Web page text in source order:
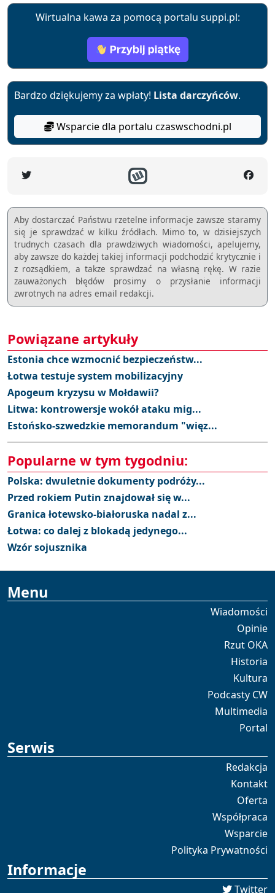
Wirtualna kawa za pomocą portalu suppi.pl:
Bardzo dziękujemy za wpłaty! Lista darczyńców.
Wsparcie dla portalu czaswschodni.pl
Aby dostarczać Państwu rzetelne informacje zawsze staramy
się je sprawdzać w kilku źródłach. Mimo to, w dzisiejszych
trudnych czasach dla prawdziwych wiadomości, apelujemy,
aby zawsze do każdej takiej informacji podchodzić krytycznie i
z rozsądkiem, a takze sprawdzać na własną rękę. W razie
zauważonych błędów prosimy o przysłanie informacji
zwrotnych na adres email redakcji.
Powiązane artykuły
Estonia chce wzmocnić bezpieczeństw...
Łotwa testuje system mobilizacyjny
Apogeum kryzysu w Mołdawii?
Litwa: kontrowersje wokół ataku mig...
Estońsko-szwedzkie memorandum "więz...
Popularne w tym tygodniu:
Polska: dwuletnie dokumenty podróży...
Przed rokiem Putin znajdował się w...
Granica łotewsko-białoruska nadal z...
Łotwa: co dalej z blokadą jedynego...
Wzór sojusznika
Menu
Wiadomości
Opinie
Rzut OKA
Historia
Kultura
Podcasty CW
Multimedia
Portal
Serwis
Redakcja
Kontakt
Oferta
Współpraca
Wsparcie
Polityka Prywatności
Informacje
Twitter